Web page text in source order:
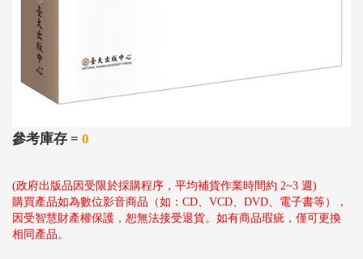
參考庫存 = 0
(政府出版品因受限於採購程序，平均補貨作業時間約 2~3 週)
購買產品如為數位影音商品（如：CD、VCD、DVD、電子書等），
因受智慧財產權保護，恕無法接受退貨。如有商品瑕疵，僅可更換
相同產品。